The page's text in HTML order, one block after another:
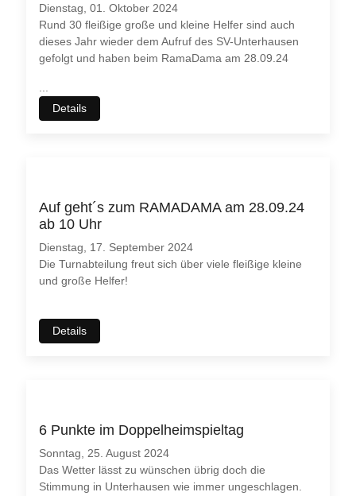
Dienstag, 01. Oktober 2024
Rund 30 fleißige große und kleine Helfer sind auch
dieses Jahr wieder dem Aufruf des SV-Unterhausen
gefolgt und haben beim RamaDama am 28.09.24
Details
Auf geht´s zum RAMADAMA am 28.09.24
ab 10 Uhr
Dienstag, 17. September 2024
Die Turnabteilung freut sich über viele fleißige kleine
und große Helfer!
Details
6 Punkte im Doppelheimspieltag
Sonntag, 25. August 2024
Das Wetter lässt zu wünschen übrig doch die
Stimmung in Unterhausen wie immer ungeschlagen.